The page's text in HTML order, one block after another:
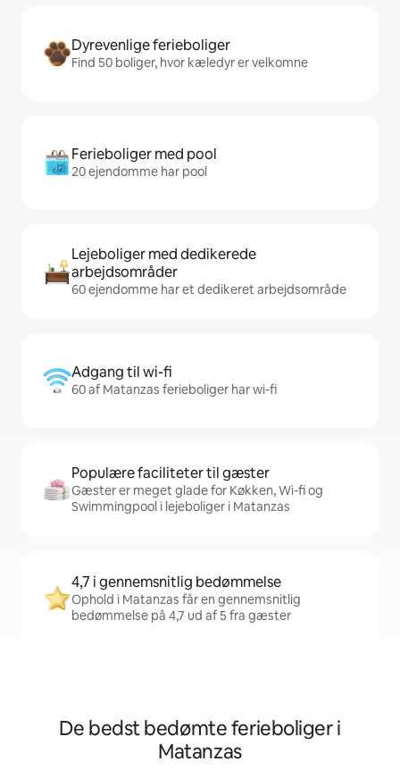
Dyrevenlige ferieboliger
Find 50 boliger, hvor kæledyr er velkomne
Ferieboliger med pool
20 ejendomme har pool
Lejeboliger med dedikerede
arbejdsområder
60 ejendomme har et dedikeret arbejdsområde
Adgang til wi-fi
60 af Matanzas ferieboliger har wi-fi
Populære faciliteter til gæster
Gæster er meget glade for Køkken, Wi-fi og
Swimmingpool i lejeboliger i Matanzas
4,7 i gennemsnitlig bedømmelse
Ophold i Matanzas får en gennemsnitlig
bedømmelse på 4,7 ud af 5 fra gæster
De bedst bedømte ferieboliger i
Matanzas